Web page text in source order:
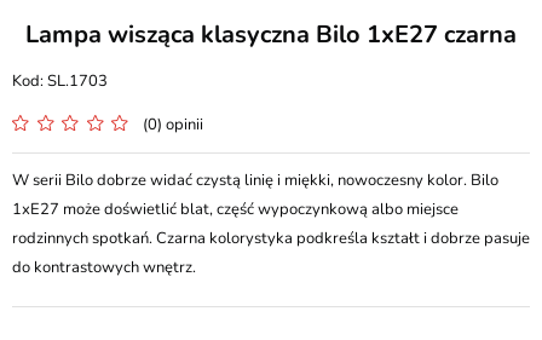
Lampa wisząca klasyczna Bilo 1xE27 czarna
SL.1703
(0) opinii
W serii Bilo dobrze widać czystą linię i miękki, nowoczesny kolor. Bilo
1xE27 może doświetlić blat, część wypoczynkową albo miejsce
rodzinnych spotkań. Czarna kolorystyka podkreśla kształt i dobrze pasuje
do kontrastowych wnętrz.